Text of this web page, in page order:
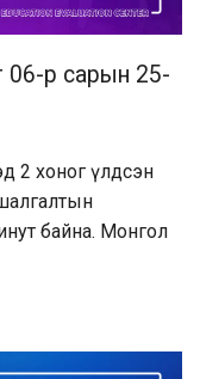
06-р сарын 25-
2 хоног үлдсэн
байна. Монгол